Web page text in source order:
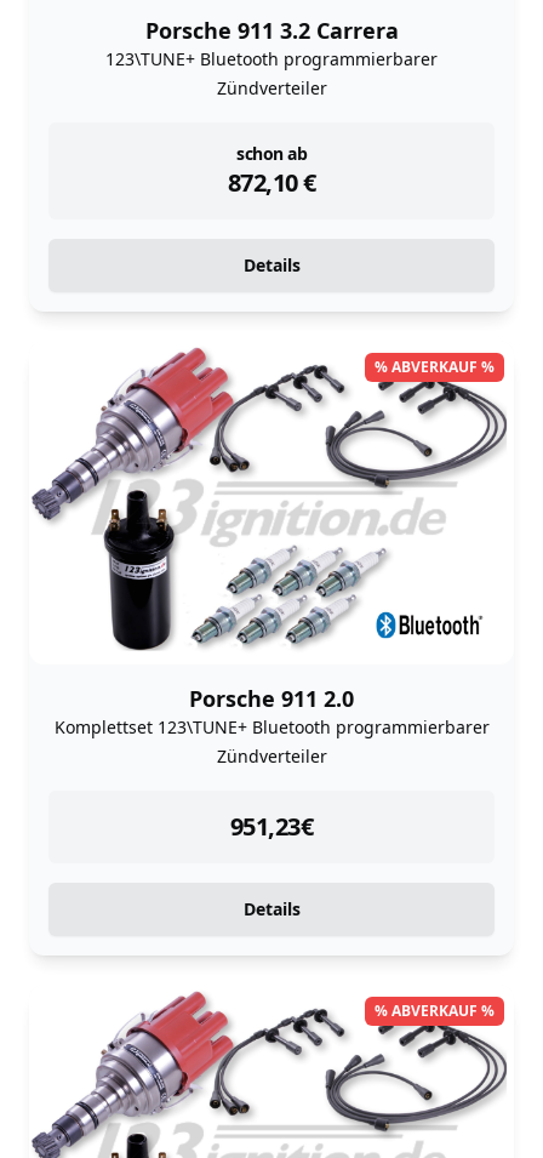
Porsche 911 3.2 Carrera
123\TUNE+ Bluetooth programmierbarer
Zündverteiler
schon ab
872,10€
instock
Details
% ABVERKAUF %
Porsche 911 2.0
Komplettset 123\TUNE+ Bluetooth programmierbarer
Zündverteiler
951,23€
instock
Details
% ABVERKAUF %